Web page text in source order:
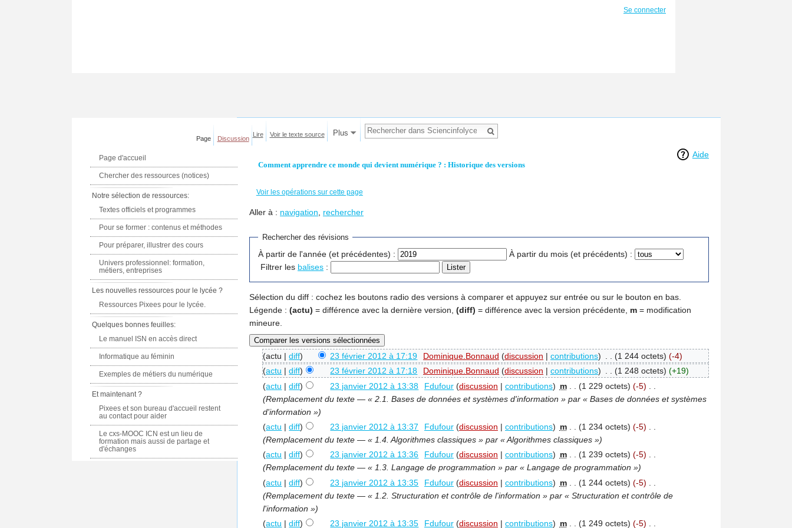
Aide
Comment apprendre ce monde qui devient numérique ? : Historique des versions
Voir les opérations sur cette page
Aller à : navigation, rechercher
Rechercher des révisions
À partir de l'année (et précédentes) :
À partir du mois (et précédents) :
Filtrer les balises :
Sélection du diff : cochez les boutons radio des versions à comparer et appuyez sur entrée ou sur le bouton en bas.
Légende : (actu) = différence avec la dernière version, (diff) = différence avec la version précédente, m = modification
mineure.
(actu |diff) 23 février 2012 à 17:19 Dominique.Bonnaud (discussion | contributions) (1 244 octets) (-4)
(actu |diff) 23 février 2012 à 17:18 Dominique.Bonnaud (discussion | contributions) . . (1 248 octets) (+19)
(actu |diff) 23 janvier 2012 à 13:38 Fdufour (discussion | contributions) m (1 229 octets) (-5)
(Remplacement du texte — « 2.1. Bases de données et systèmes d'information » par « Bases de données et systèmes
d'information »)
(actu |diff) 23 janvier 2012 à 13:37 Fdufour (discussion | contributions) m (1 234 octets) (-5)
(Remplacement du texte — « 1.4. Algorithmes classiques » par « Algorithmes classiques »)
(actu |diff) 23 janvier 2012 à 13:36 Fdufour (discussion | contributions) m . . (1 239 octets) (-5) . .
(Remplacement du texte — « 1.3. Langage de programmation » par « Langage de programmation »)
(actu |diff) 23 janvier 2012 à 13:35 Fdufour (discussion | contributions) m (1 244 octets) (-5)
(Remplacement du texte — « 1.2. Structuration et contrôle de l'information » par « Structuration et contrôle de
l'information »)
(actu |diff) 23 janvier 2012 à 13:35 Fdufour (discussion | contributions) m . . (1 249 octets) (-5) . .
Se connecter
Page Discussion
Lire Voir le texte source Plus
Page d'accueil
Chercher des ressources (notices)
Notre sélection de ressources:
Textes officiels et programmes
Pour se former : contenus et méthodes
Pour préparer, illustrer des cours
Univers professionnel: formation,
métiers, entreprises
Les nouvelles ressources pour le lycée ?
Ressources Pixees pour le lycée.
Quelques bonnes feuilles:
Le manuel ISN en accès direct
Informatique au féminin
Exemples de métiers du numérique
Et maintenant ?
Pixees et son bureau d'accueil restent
au contact pour aider
Le cxs-MOOC ICN est un lieu de
formation mais aussi de partage et
d'échanges